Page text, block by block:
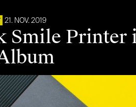
21. NOV. 2019
Smile Printer